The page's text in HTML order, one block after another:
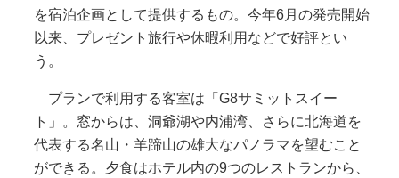
を宿泊企画として提供するもの。今年6月の発売開始
以来、プレゼント旅行や休暇利用などで好評とい
う。
プランで利用する客室は「G8サミットスイー
ト」。窓からは、洞爺湖や内浦湾、さらに北海道を
代表する名山・羊蹄山の雄大なパノラマを望むこと
ができる。夕食はホテル内の9つのレストランから、